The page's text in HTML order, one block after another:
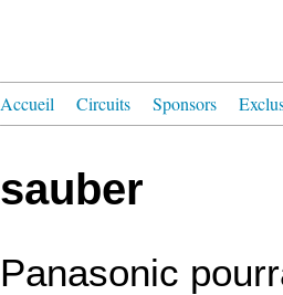
Accueil Circuits Sponsors
sauber
Panasonic